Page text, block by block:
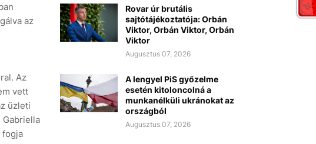
az
Az
vett
üzleti
fogja
Rovar úr brutális
sajtótájékoztatója: Orbán
Viktor, Orbán Viktor, Orbán
Viktor
Augusztus 07, 2026
A lengyel PiS győzelme
esetén kitoloncolná a
munkanélküli ukránokat az
országból
Augusztus 07, 2026